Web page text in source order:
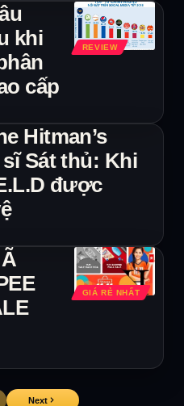
REVIEW
khi
cấp
Hitman’s
Sát thủ: Khi
được
GIÁ RẺ NHẤT
Next